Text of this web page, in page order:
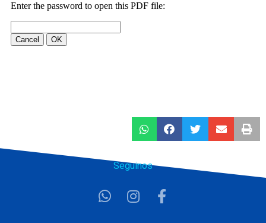
Seguinos